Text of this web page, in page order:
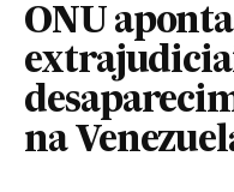
ONU
na